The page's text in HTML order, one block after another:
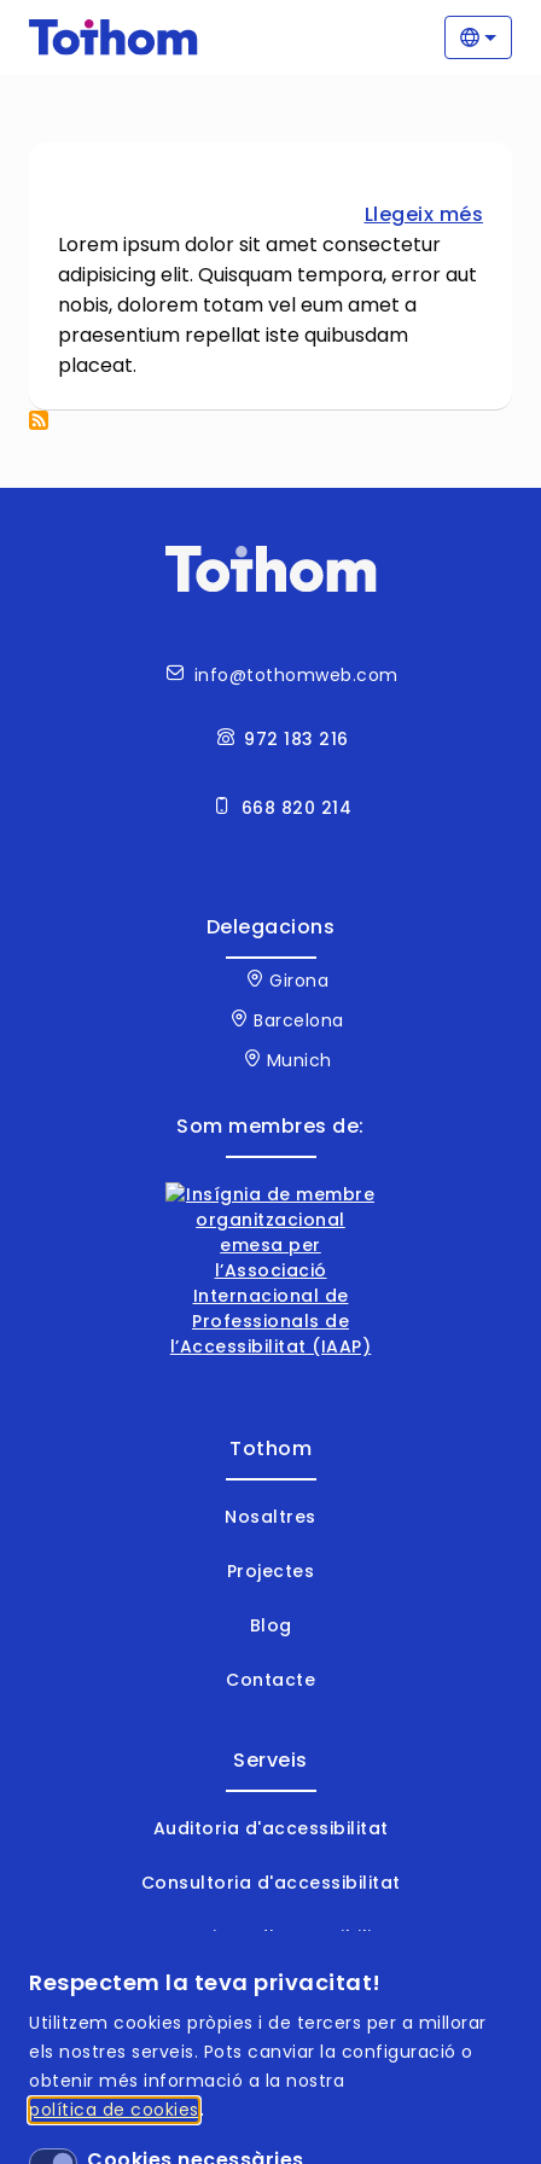
Respectem la teva privacitat!
Utilitzem cookies pròpies i de tercers per a millorar
els nostres serveis. Pots canviar la configuració o
obtenir més informació a la nostra
política de cookies
Vés al contingut
Llegeix més
Lorem ipsum dolor sit amet consectetur
adipisicing elit. Quisquam tempora, error aut
nobis, dolorem totam vel eum amet a
praesentium repellat iste quibusdam
placeat.
info@tothomweb.com
972 183 216
668 820 214
Delegacions
Girona
Barcelona
Munich
Som membres de:
Tothom
Nosaltres
Projectes
Blog
Contacte
Serveis
Auditoria d'accessibilitat
Consultoria d'accessibilitat
Formacions d'accessibilitat
Documents accessibles
Footer | Menú ISO 9001:2015